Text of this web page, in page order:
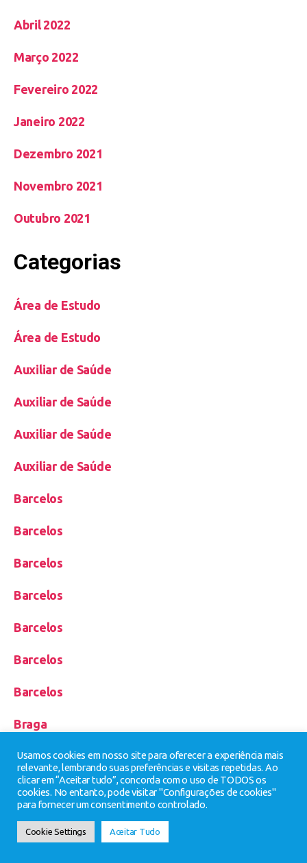
Abril 2022
Março 2022
Fevereiro 2022
Janeiro 2022
Dezembro 2021
Novembro 2021
Outubro 2021
Categorias
Área de Estudo
Área de Estudo
Auxiliar de Saúde
Auxiliar de Saúde
Auxiliar de Saúde
Auxiliar de Saúde
Barcelos
Barcelos
Barcelos
Barcelos
Barcelos
Barcelos
Barcelos
Braga
Braga
Braga
Braga
Usamos cookies em nosso site para oferecer a experiência mais
relevante, lembrando suas preferências e visitas repetidas. Ao
clicar em “Aceitar tudo”, concorda com o uso de TODOS os
cookies. No entanto, pode visitar "Configurações de cookies"
para fornecer um consentimento controlado.
Cookie Settings Aceitar Tudo